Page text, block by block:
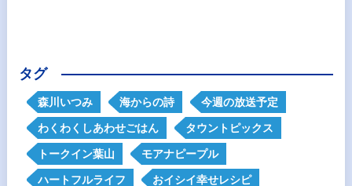
タグ
森川いつみ 海からの詩 今週の放送予定
わくわくしあわせごはん タウントピックス
トークイン葉山 モアナピープル
ハートフルライフ おイシイ幸せレシピ